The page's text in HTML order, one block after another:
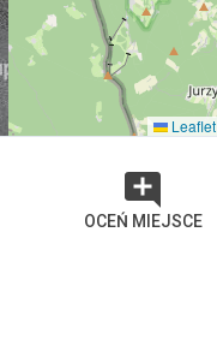
Leaflet
OCEŃ MIEJSCE